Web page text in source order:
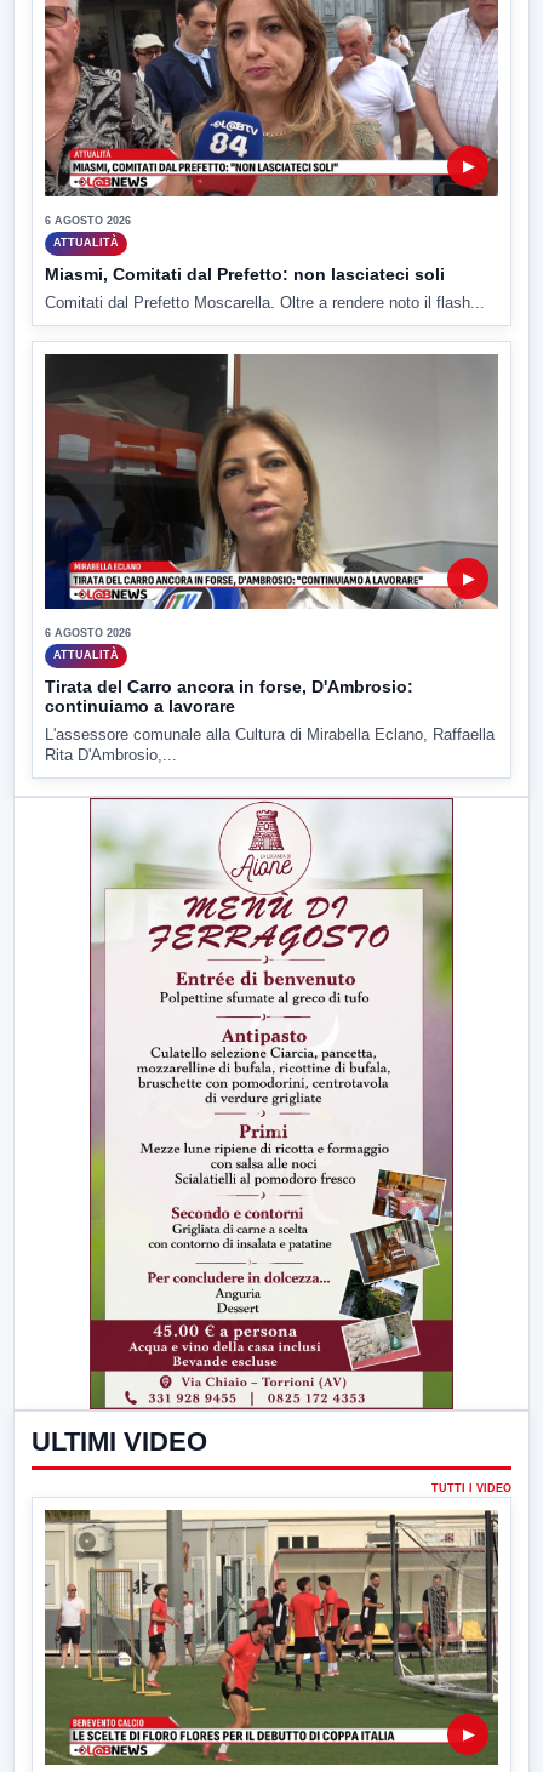
▶
6 AGOSTO 2026
ATTUALITÀ
Miasmi, Comitati dal Prefetto: non lasciateci soli
Comitati dal Prefetto Moscarella. Oltre a rendere noto il flash...
▶
6 AGOSTO 2026
ATTUALITÀ
Tirata del Carro ancora in forse, D'Ambrosio:
continuiamo a lavorare
L'assessore comunale alla Cultura di Mirabella Eclano, Raffaella
Rita D'Ambrosio,...
ULTIMI VIDEO
TUTTI I VIDEO
▶